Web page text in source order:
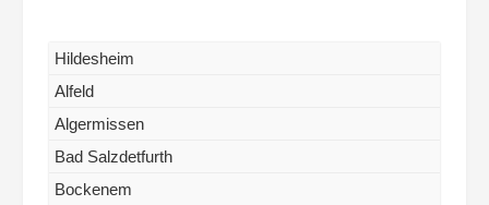
Hildesheim
Alfeld
Algermissen
Bad Salzdetfurth
Bockenem